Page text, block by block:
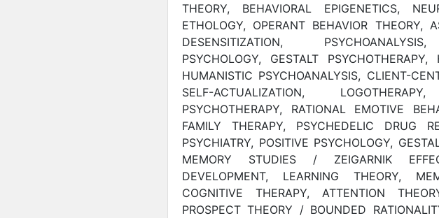
THEORY, BEHAVIORAL EPIGENETICS,
ETHOLOGY, OPERANT BEHAVIOR THEORY,
DESENSITIZATION,
PSYCHOLOGY, GESTALT PSYCHOTHERAPY,
HUMANISTIC PSYCHOANALYSIS, CLIENT-
SELF-ACTUALIZATION,
PSYCHOTHERAPY, RATIONAL EMOTIVE
FAMILY THERAPY, PSYCHEDELIC DRUG
PSYCHIATRY, POSITIVE PSYCHOLOGY,
MEMORY STUDIES / ZEIGARNIK
DEVELOPMENT, LEARNING THEORY,
COGNITIVE THERAPY, ATTENTION
PROSPECT THEORY / BOUNDED